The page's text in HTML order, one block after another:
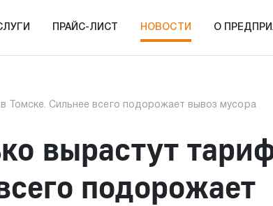
ПРАЙС-ЛИСТ НОВОСТИ О
Томске. Сильнее всего подорожает вывоз мусора
вырастут
подорожает